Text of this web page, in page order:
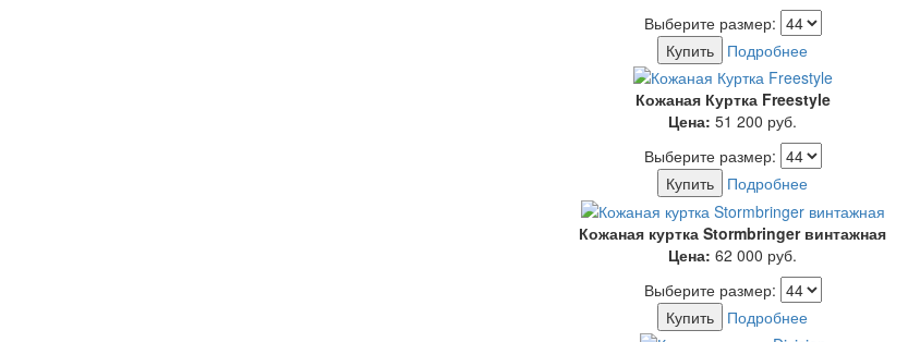
Выберите размер:
Купить
Подробнее
Кожаная Куртка Freestyle
Цена: 51 200 руб.
Выберите размер:
Купить
Подробнее
Кожаная куртка Stormbringer винтажная
Цена: 62 000 руб.
Выберите размер:
Купить
Подробнее